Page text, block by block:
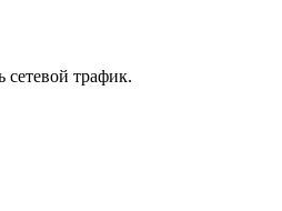
трафик.